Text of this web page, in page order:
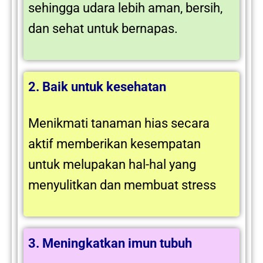
sehingga udara lebih aman, bersih,
dan sehat untuk bernapas.
2. Baik untuk kesehatan
Menikmati tanaman hias secara
aktif memberikan kesempatan
untuk melupakan hal-hal yang
menyulitkan dan membuat stress
3. Meningkatkan imun tubuh